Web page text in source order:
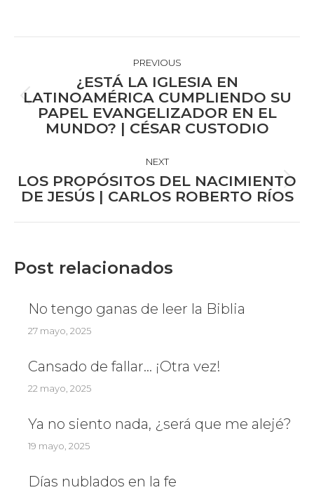
NAVIGATIONPREVIOUS
Previous
post:
¿ESTÁ LA IGLESIA EN
LATINOAMÉRICA CUMPLIENDO SU
PAPEL EVANGELIZADOR EN EL
MUNDO? | CÉSAR CUSTODIO
NEXT
Next
LOS PROPÓSITOS DEL NACIMIENTO
DE JESÚS | CARLOS ROBERTO RÍOS
Post relacionados
No tengo ganas de leer la Biblia
27 mayo, 2025
Cansado de fallar… ¡Otra vez!
22 mayo, 2025
Ya no siento nada, ¿será que me alejé?
19 mayo, 2025
Días nublados en la fe